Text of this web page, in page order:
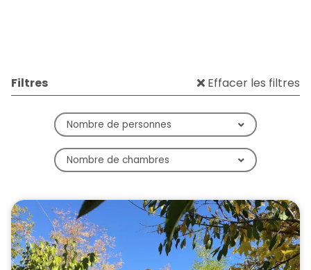
Filtres Effacer les filtres
Nombre de personnes
Nombre de chambres